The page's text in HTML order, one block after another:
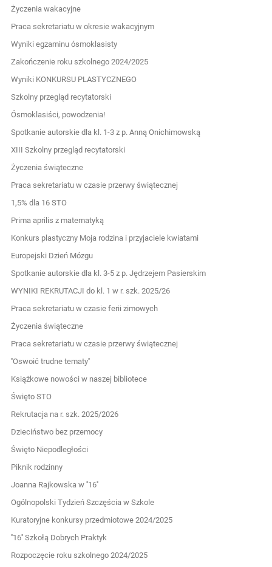
Życzenia wakacyjne
Praca sekretariatu w okresie wakacyjnym
Wyniki egzaminu ósmoklasisty
Zakończenie roku szkolnego 2024/2025
Wyniki KONKURSU PLASTYCZNEGO
Szkolny przegląd recytatorski
Ósmoklasiści, powodzenia!
Spotkanie autorskie dla kl. 1-3 z p. Anną Onichimowską
XIII Szkolny przegląd recytatorski
Życzenia świąteczne
Praca sekretariatu w czasie przerwy świątecznej
1,5% dla 16 STO
Prima aprilis z matematyką
Konkurs plastyczny Moja rodzina i przyjaciele kwiatami
Europejski Dzień Mózgu
Spotkanie autorskie dla kl. 3-5 z p. Jędrzejem Pasierskim
WYNIKI REKRUTACJI do kl. 1 w r. szk. 2025/26
Praca sekretariatu w czasie ferii zimowych
Życzenia świąteczne
Praca sekretariatu w czasie przerwy świątecznej
''Oswoić trudne tematy''
Książkowe nowości w naszej bibliotece
Święto STO
Rekrutacja na r. szk. 2025/2026
Dzieciństwo bez przemocy
Święto Niepodległości
Piknik rodzinny
Joanna Rajkowska w ''16''
Ogólnopolski Tydzień Szczęścia w Szkole
Kuratoryjne konkursy przedmiotowe 2024/2025
''16'' Szkołą Dobrych Praktyk
Rozpoczęcie roku szkolnego 2024/2025